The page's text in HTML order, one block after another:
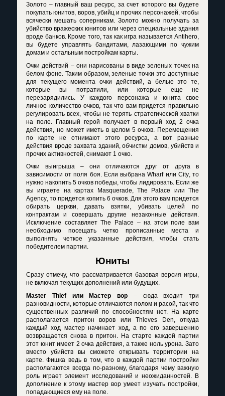
Золото – главный ваш ресурс, за счет которого вы будете
покупать юнитов, воров, убийц и прочих персонажей, чтобы
всячески мешать соперникам. Золото можно получать за
убийство вражеских юнитов или через специальные здания
вроде банков. Кроме того, так как игра называется Antihero,
вы будете управлять бандитами, лазающими по чужим
домам и остальным постройкам карты.
Очки действий – они нарисованы в виде зеленых точек на
белом фоне. Таким образом, зеленые точки это доступные
для текущего момента очки действий, а белые это те,
которые вы потратили, или которые еще не
перезарядились. У каждого персонажа и юнита свое
личное количество очков, так что вам придется правильно
регулировать всех, чтобы не терять стратегической хватки
на поле. Главный герой получает в первый ход 2 очка
действия, но может иметь в целом 5 очков. Перемещения
по карте не отнимают этого ресурса, а вот разные
действия вроде захвата зданий, обчистки домов, убийств и
прочих активностей, снимают 1 очко.
Очки выигрыша – они отличаются друг от друга в
зависимости от поля боя. Если выбранаWharf или City, то
нужно накопить 5 очков победы, чтобы лидировать. Если же
вы играете на картах
Masquerade, The Palace или The
Agency, то придется копить 6 очков. Для этого вам придется
обирать церкви, давать взятки, убивать целей по
контрактам и совершать другие незаконные действия.
Исключение составляетThe Palace – на этом поле вам
необходимо посещать четко прописанные места и
выполнять четкое указанные действия, чтобы стать
победителем партии.
Юниты
Сразу отмечу, что рассматривается базовая версия игры,
не включая текущих дополнений или будущих.
Master
Thiefили Мастер вор – сюда входит три
разновидности, которые отличаются полом и расой, так что
существенных различий по способностям нет. На карте
располагается притон воров или Thieves Den, откуда
каждый ход мастер начинает ход, а по его завершению
возвращается снова в притон. На старте каждой партии
этот юнит имеет 2 очка действия, а также ноль урона. Зато
вместо убийств вы сможете открывать территории на
карте. Фишка ведь в том, что в каждой партии постройки
располагаются всегда по-разному, благодаря чему важную
роль играет элемент исследований и неожиданностей. В
дополнение к этому мастер вор умеет изучать постройки,
попадающиеся ему на поле.